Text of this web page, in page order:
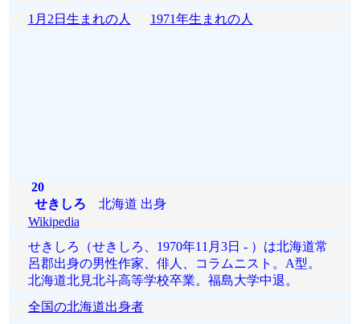
1月2日生まれの人
1971年生まれの人
20
せきしろ 北海道 出身
Wikipedia
せきしろ（せきしろ、1970年11月3日 - ）は北海道常
呂郡出身の男性作家、俳人、コラムニスト。A型。
北海道北見北斗高等学校卒業。福島大学中退。
全国の北海道出身者